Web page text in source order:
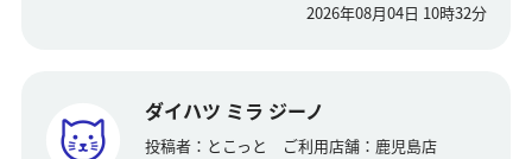
2026年08月04日 10時32分
ダイハツ ミラ ジーノ
投稿者： とこっと ご利用店舗： 鹿児島店